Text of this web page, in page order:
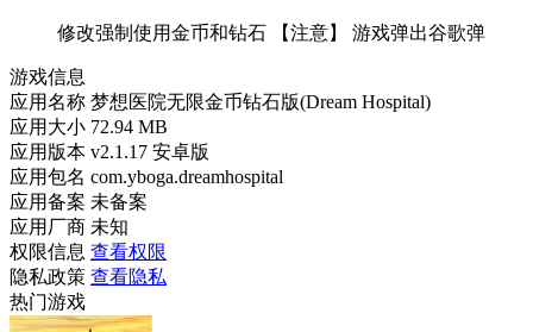
修改强制使用金币和钻石 【注意】 游戏弹出谷歌弹
游戏信息
应用名称 梦想医院无限金币钻石版(Dream Hospital)
应用大小 72.94 MB
应用版本 v2.1.17 安卓版
应用包名 com.yboga.dreamhospital
应用备案 未备案
应用厂商 未知
权限信息 查看权限
隐私政策 查看隐私
热门游戏